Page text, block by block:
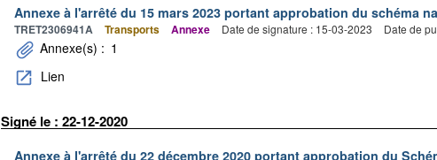
Annexe à l'arrêté du 15 mars 2023 portant approbation du schéma
TRET2306941A Transports Annexe Date de signature : 15-03-2023 Date de
Annexe(s) : 1
Lien
Signé le : 22-12-2020
Annexe à l'arrêté du 22 décembre 2020 portant approbation du